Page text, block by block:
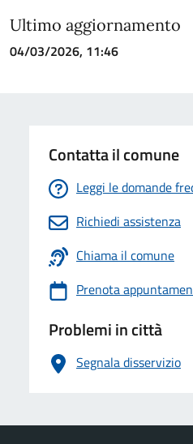
Ultimo aggiornamento
04/03/2026, 11:46
Contatta il comune
Leggi le domande
Richiedi assistenza
Chiama il comune
Prenota
Problemi in città
Segnala disservizio